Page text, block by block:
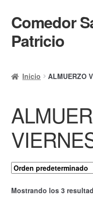
Ir
a
la
Ir
al
contenido
Comedor
Patricio
Calendario
Mi cuenta
Ayuda Rapida
Finalizar compra
Inicio ALMUERZO
Mostrando los 3